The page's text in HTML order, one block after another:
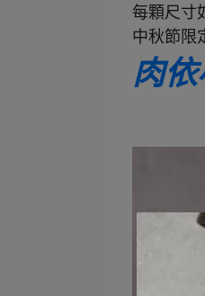
每顆尺寸
中秋節限
肉